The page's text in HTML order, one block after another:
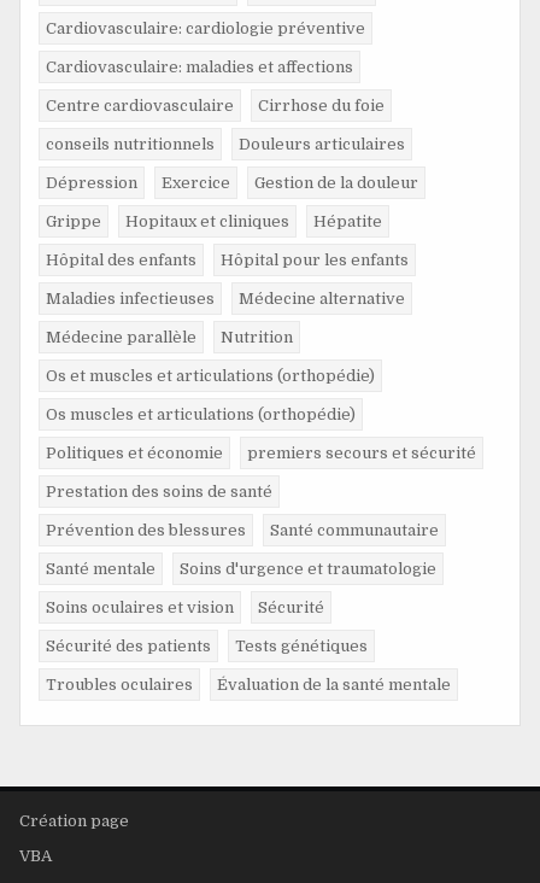
Cardiovasculaire: cardiologie préventive
Cardiovasculaire: maladies et affections
Centre cardiovasculaire Cirrhose du foie
conseils nutritionnels Douleurs articulaires
Dépression Exercice Gestion de la douleur
Grippe Hopitaux et cliniques Hépatite
Hôpital des enfants Hôpital pour les enfants
Maladies infectieuses Médecine alternative
Médecine parallèle Nutrition
Os et muscles et articulations (orthopédie)
Os muscles et articulations (orthopédie)
Politiques et économie premiers secours et sécurité
Prestation des soins de santé
Prévention des blessures Santé communautaire
Santé mentale Soins d'urgence et traumatologie
Soins oculaires et vision Sécurité
Sécurité des patients Tests génétiques
Troubles oculaires Évaluation de la santé mentale
Création page
VBA